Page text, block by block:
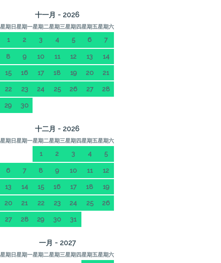
十一月 - 2026
星期日星期一星期二星期三星期四星期五星期六
1 2 3 4 5 6 7
8 9 10 11 12 13 14
15 16 17 18 19 20 21
22 23 24 25 26 27 28
29 30
十二月 - 2026
星期日星期一星期二星期三星期四星期五星期六
1 2 3 4 5
6 7 8 9 10 11 12
13 14 15 16 17 18 19
20 21 22 23 24 25 26
27 28 29 30 31
一月 - 2027
星期日星期一星期二星期三星期四星期五星期六